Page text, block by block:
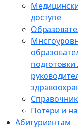
доступе
Потери и
Абитуриентам